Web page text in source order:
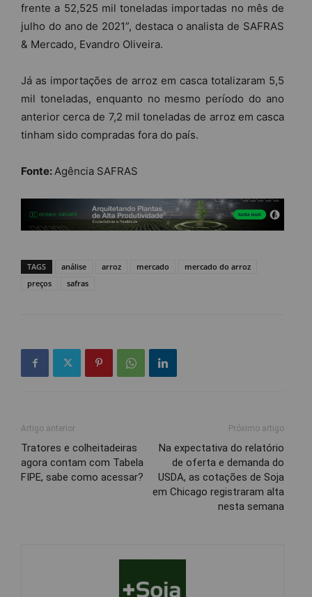
frente a 52,525 mil toneladas importadas no mês de
julho do ano de 2021”, destaca o analista de SAFRAS
& Mercado, Evandro Oliveira.
Já as importações de arroz em casca totalizaram 5,5
mil toneladas, enquanto no mesmo período do ano
anterior cerca de 7,2 mil toneladas de arroz em casca
tinham sido compradas fora do país.
Fonte: Agência SAFRAS
TAGS análise arroz mercado
mercado do arroz
preços
safras
Artigo anterior
Tratores e colheitadeiras
agora contam com Tabela
FIPE, sabe como acessar?
Próximo artigo
Na expectativa do relatório
de oferta e demanda do
USDA, as cotações de Soja
em Chicago registraram alta
nesta semana